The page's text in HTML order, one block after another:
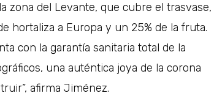
zona del Levante, que cubre el trasvase,
hortaliza a Europa y un 25% de la fruta.
con la garantía sanitaria total de la
una auténtica joya de la corona
afirma Jiménez.